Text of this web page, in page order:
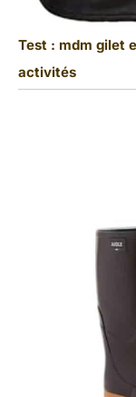
Test : mdm gilet
activités